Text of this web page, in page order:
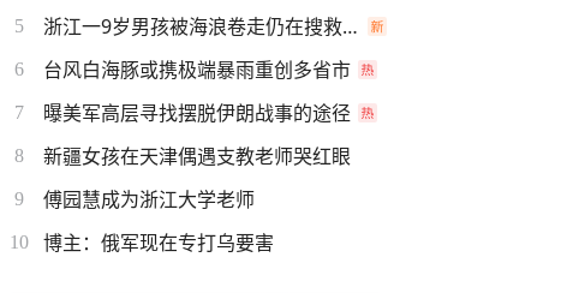
5 浙江一9岁男孩被海浪卷走仍在搜救中
6 台风白海豚或携极端暴雨重创多省市
7 曝美军高层寻找摆脱伊朗战事的途径
8 新疆女孩在天津偶遇支教老师哭红眼
9 傅园慧成为浙江大学老师
10 博主：俄军现在专打乌要害